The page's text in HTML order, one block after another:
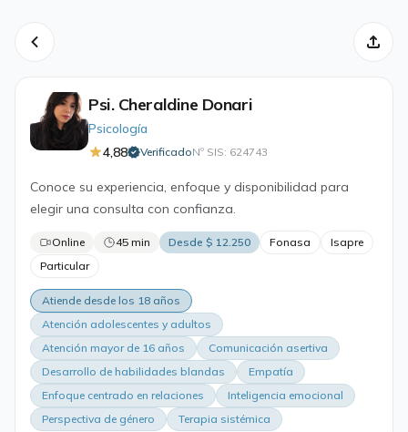
Psi. Cheraldine Donari
Psicología
4,88
VerificadoNº SIS: 624743·
Conoce su experiencia, enfoque y disponibilidad para
elegir una consulta con confianza.
Online 45 min Desde $ 12.250 Fonasa
Isapre
Particular
Atiende desde los 18 años
Atención adolescentes y adultos
Atención mayor de 16 años
Comunicación asertiva
Desarrollo de habilidades blandas
Empatía
Enfoque centrado en relaciones
Inteligencia emocional
Perspectiva de género
Terapia sistémica